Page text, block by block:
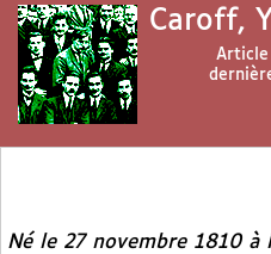
Caroff,
Né le 27 novembre 1810 à